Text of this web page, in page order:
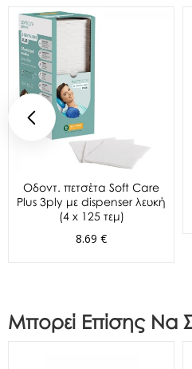
Oδοντ. πετσέτα Soft Care
Plus 3ply με dispenser λευκή
(4 x 125 τεμ)
8.69 €
Μπορεί Επίσης Να